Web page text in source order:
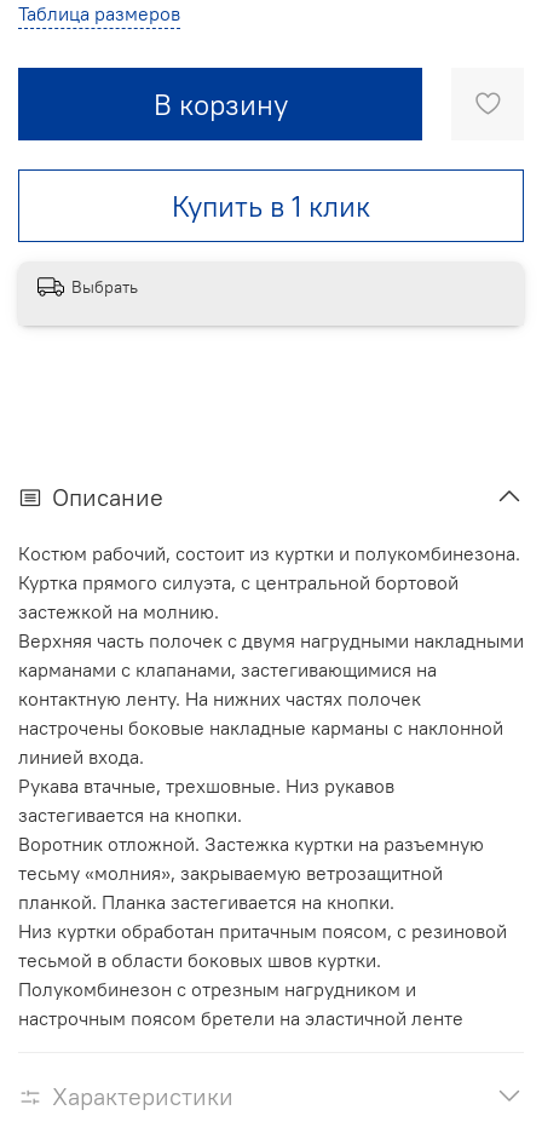
Таблица размеров
В корзину
Купить в 1 клик
Выбрать
Описание
Костюм рабочий, состоит из куртки и полукомбинезона.
Куртка прямого силуэта, с центральной бортовой
застежкой на молнию.
Верхняя часть полочек с двумя нагрудными накладными
карманами с клапанами, застегивающимися на
контактную ленту. На нижних частях полочек
настрочены боковые накладные карманы с наклонной
линией входа.
Рукава втачные, трехшовные. Низ рукавов
застегивается на кнопки.
Воротник отложной. Застежка куртки на разъемную
тесьму «молния», закрываемую ветрозащитной
планкой. Планка застегивается на кнопки.
Низ куртки обработан притачным поясом, с резиновой
тесьмой в области боковых швов куртки.
Полукомбинезон с отрезным нагрудником и
настрочным поясом бретели на эластичной ленте
Характеристики